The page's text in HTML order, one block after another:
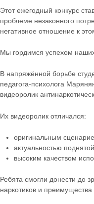
Этот ежегодный конкурс
проблеме незаконного
негативное отношение к
Мы гордимся успехом
В напряжённой борьбе
педагога-психолога
видеоролик
Их видеоролик отличался:
оригинальным
актуальностью
высоким качеством
Ребята смогли донести до
наркотиков и